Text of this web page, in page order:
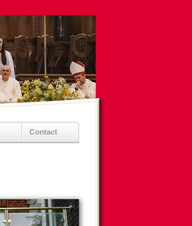
Contact